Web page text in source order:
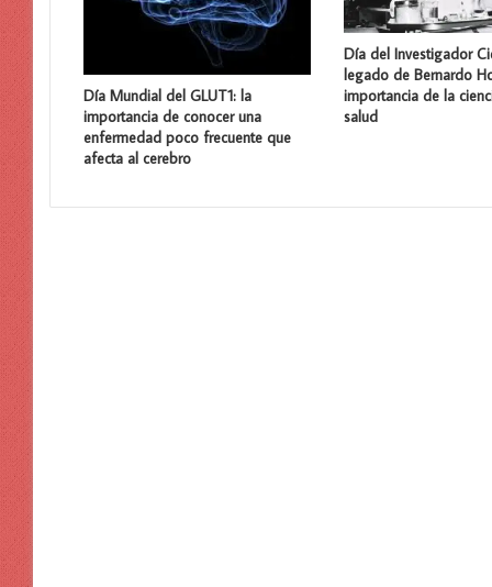
Día Mundial del GLUT1: la
importancia de conocer una
enfermedad poco frecuente que
afecta al cerebro
Día del Investigador
legado de Bernardo
importancia de la
salud